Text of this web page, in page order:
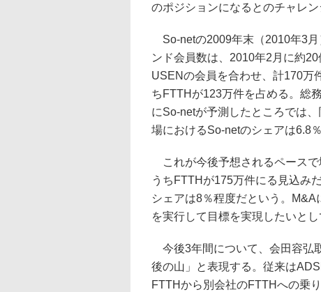
のポジションになるとのチャレン
So-netの2009年末（2010年3月
ンド会員数は、2010年2月に約
USENの会員を合わせ、計170万
ちFTTHが123万件を占める。総
にSo-netが予測したところでは
場におけるSo-netのシェアは6.8
これが今後予想されるペース
うちFTTHが175万件にる見込み
シェアは8％程度だという。
を実行して目標を実現したいとし
今後3年間について、会田容弘
後の山」と表現する。従来は
FTTHから別会社のFTTHへの乗